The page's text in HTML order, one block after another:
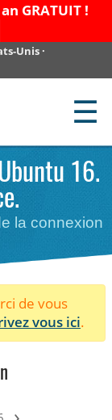
GRATUIT !
Unis ·
☰
16.
la connexion
de vous
vous ici.